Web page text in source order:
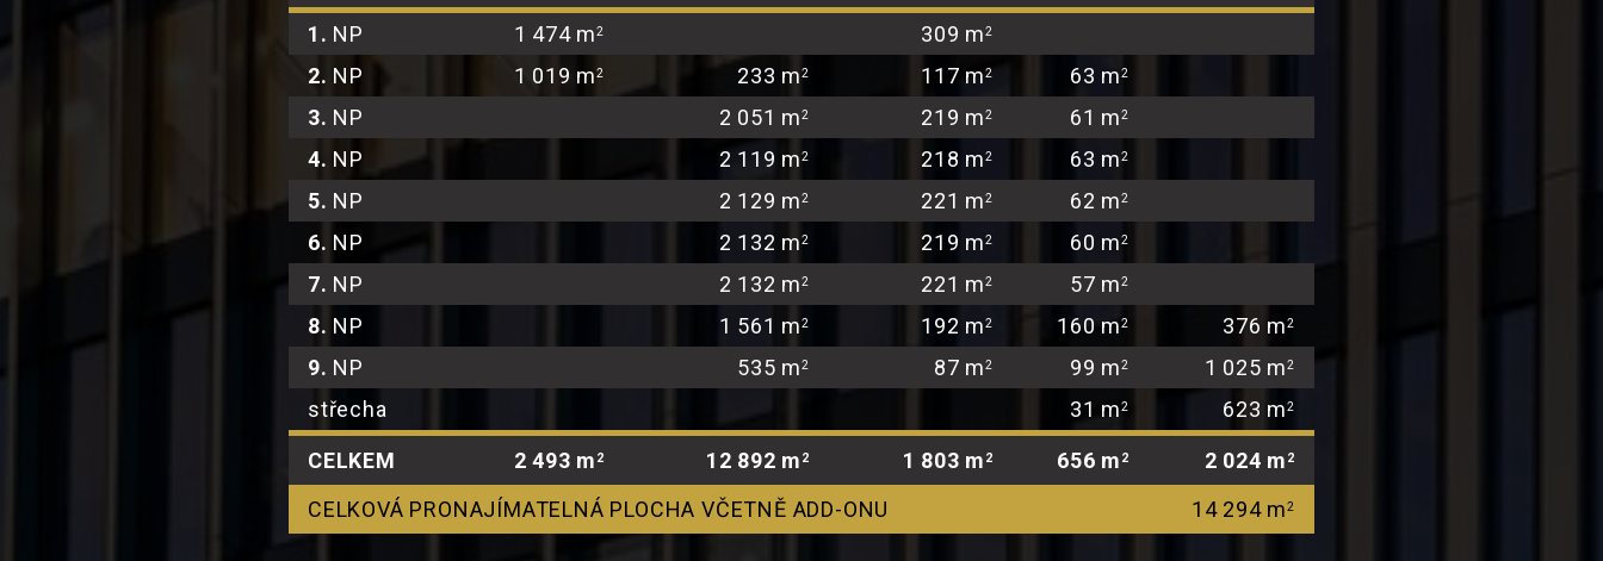
1. NP 1 474 m2 309 m2
2. NP 1 019 m2 233 m2 117 m2 63 m2
3. NP 2 051 m2 219 m2 61 m2
4. NP 2 119 m2 218 m2 63 m2
5. NP 2 129 m2 221 m2 62 m2
6. NP 2 132 m2 219 m2 60 m2
7. NP 2 132 m2 221 m2 57 m2
8. NP 1 561 m2 192 m2 160 m2 376 m2
9. NP 535 m2 87 m2 99 m2 1 025 m2
střecha 31 m2 623 m2
CELKEM 2 493 m 2 12 892 m 2 1 803 m 2 656 m 2 2 024 m 2
CELKOVÁ PRONAJÍMATELNÁ PLOCHA VČETNĚ ADD-ONU 14 294 m2